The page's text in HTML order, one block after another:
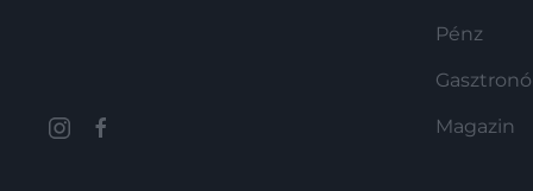
Pénz
Magazin